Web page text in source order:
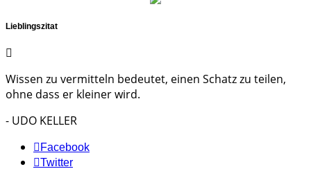
Lieblingszitat
Wissen zu vermitteln bedeutet, einen Schatz zu teilen,
ohne dass er kleiner wird.
- UDO KELLER
Facebook
Twitter